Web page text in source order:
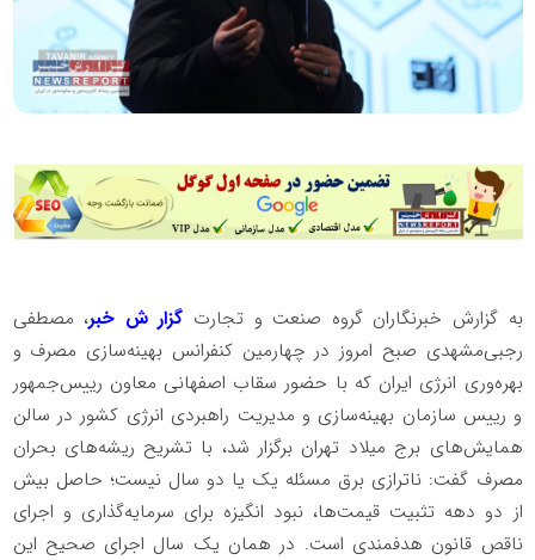
به گزارش خبرنگاران گروه صنعت و تجارت گزار ش خبر، مصطفی
رجبی‌مشهدی صبح امروز در چهارمین کنفرانس بهینه‌سازی مصرف و
بهره‌وری انرژی ایران که با حضور سقاب اصفهانی معاون رییس‌جمهور
و رییس سازمان بهینه‌سازی و مدیریت راهبردی انرژی کشور در سالن
همایش‌های برج میلاد تهران برگزار شد، با تشریح ریشه‌های بحران
مصرف گفت: ناترازی برق مسئله یک یا دو سال نیست؛ حاصل بیش
از دو دهه تثبیت قیمت‌ها، نبود انگیزه برای سرمایه‌گذاری و اجرای
ناقص قانون هدفمندی است. در همان یک سال اجرای صحیح این